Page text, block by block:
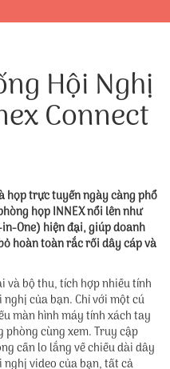
Hội Nghị
Connect
họp trực tuyến ngày càng phổ
họp INNEX nổi lên như
One) hiện đại, giúp doanh
hoàn toàn rắc rối dây cáp và
và bộ thu, tích hợp nhiều tính
của bạn. Chỉ với một cú
màn hình máy tính xách tay
cùng xem. Truy cập
cần lo lắng về chiều dài dây
video của bạn, tất cả